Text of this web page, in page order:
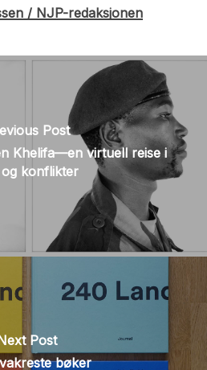
/ NJP-redaksjonen
Post
Khelifa—en virtuell reise i
konflikter
Post
bøker